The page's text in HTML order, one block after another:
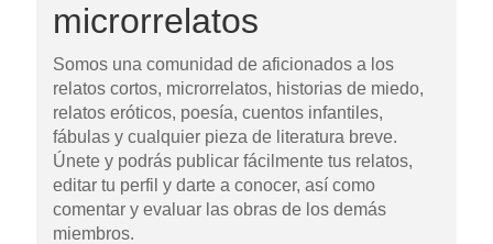
microrrelatos
Somos una comunidad de aficionados a los
relatos cortos, microrrelatos, historias de miedo,
relatos eróticos, poesía, cuentos infantiles,
fábulas y cualquier pieza de literatura breve.
Únete y podrás publicar fácilmente tus relatos,
editar tu perfil y darte a conocer, así como
comentar y evaluar las obras de los demás
miembros.